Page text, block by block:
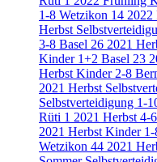
1-8 Wetzikon 14 2022
Herbst
3-8 Basel 26 2021
Kinder 1+2 Basel 23
Herbst Kinder 2-8
2021 Herbst
Selbstverteidigung 1-
Rüti 1 2021 Herbst 4-
2021 Herbst Kinder
Wetzikon 44 2021